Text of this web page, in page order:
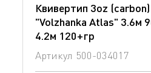
Квивертип 3oz
"Volzhanka Atlas" 3.6м
4.2м 120+гр
Артикул 500-034017